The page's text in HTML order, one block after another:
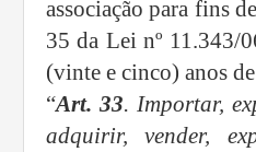
associação para fins
35 da Lei nº 11.343/
(vinte e cinco) anos
“Art. 33. Importar,
adquirir, vender,